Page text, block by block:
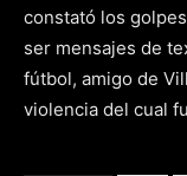
constató los
ser mensajes de
fútbol, amigo de
violencia del cual